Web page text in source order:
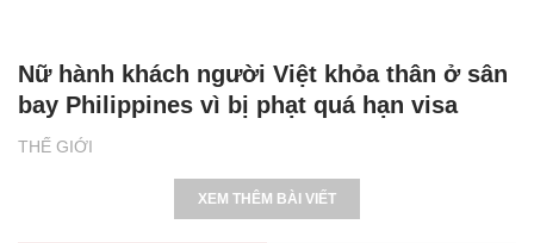
THẾ GIỚI
Nữ hành khách người Việt khỏa thân ở sân
bay Philippines vì bị phạt quá hạn visa
XEM THÊM BÀI VIẾT